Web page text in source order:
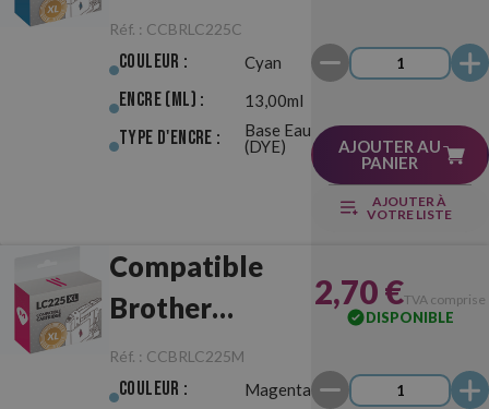
LC225XL Cyan
Réf. : CCBRLC225C
Couleur : Cyan
Encre (ml) : 13,00ml
Type d'Encre :
Base Eau
(DYE)
AJOUTER AU
PANIER
AJOUTER À
VOTRE LISTE
Compatible
Brother
LC225XL
Magenta
Réf. : CCBRLC225M
Couleur : Magenta
2,70 €TVA comprise
DISPONIBLE